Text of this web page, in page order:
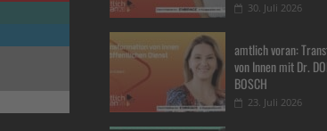
30. Juli 2026
amtlich voran:
von Innen mit Dr.
BOSCH
23. Juli 2026